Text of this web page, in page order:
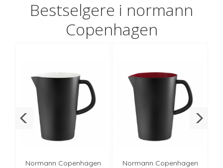
Bestselgere i normann
Copenhagen
Normann Copenhagen
Normann Copenhagen